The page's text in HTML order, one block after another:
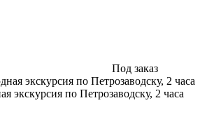
Под заказ
экскурсия по Петрозаводску, 2 часа